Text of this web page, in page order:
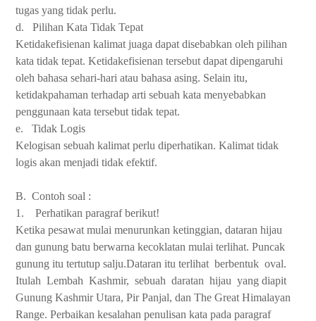
tugas yang tidak perlu.
d.
Pilihan Kata Tidak Tepat
Ketidakefisienan kalimat juaga dapat disebabkan oleh pilihan
kata tidak tepat. Ketidakefisienan tersebut dapat dipengaruhi
oleh bahasa sehari-hari atau bahasa asing. Selain itu,
ketidakpahaman terhadap arti sebuah kata menyebabkan
penggunaan kata tersebut tidak tepat.
e.
Tidak Logis
Kelogisan sebuah kalimat perlu diperhatikan. Kalimat tidak
logis akan menjadi tidak efektif.
B. Contoh soal :
1.
Perhatikan paragraf berikut!
Ketika pesawat mulai menurunkan ketinggian, dataran hijau
dan gunung batu berwarna kecoklatan mulai terlihat. Puncak
gunung itu tertutup salju.Dataran itu terlihat berbentuk oval.
Itulah Lembah Kashmir, sebuah daratan hijau yang diapit
Gunung Kashmir Utara, Pir Panjal, dan The Great Himalayan
Range. Perbaikan kesalahan penulisan kata pada paragraf